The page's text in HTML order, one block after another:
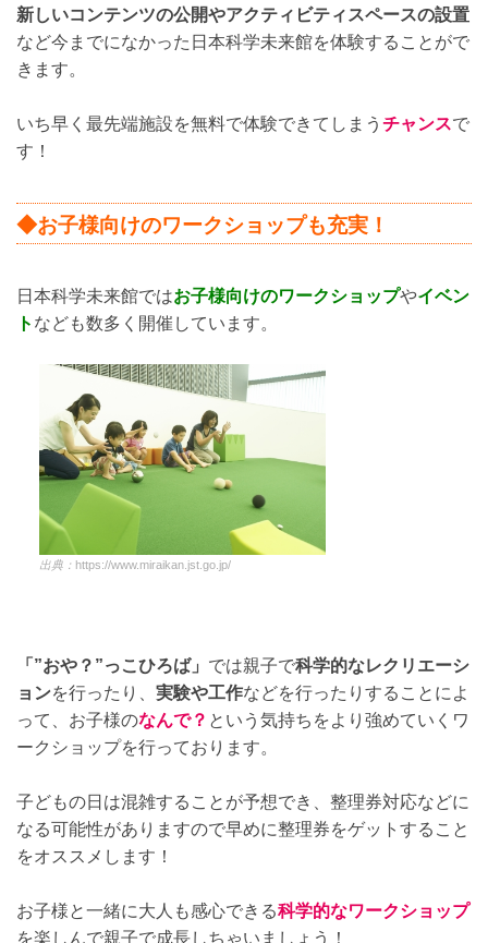
新しいコンテンツの公開やアクティビティスペースの設置
など今までになかった日本科学未来館を体験することがで
きます。
いち早く最先端施設を無料で体験できてしまう チャンスで
す！
◆お子様向けのワークショップも充実！
日本科学未来館ではお子様向けのワークショップやイベン
ト なども数多く開催しています。
出典： https://www.miraikan.jst.go.jp/
「”おや？”っこひろば」 では親子で科学的なレクリエーシ
ョンを行ったり、 実験や工作などを行ったりすることによ
って、お子様のなんで？ という気持ちをより強めていくワ
ークショップを行っております。
子どもの日は混雑することが予想でき、整理券対応などに
なる可能性がありますので早めに整理券をゲットすること
をオススメします！
お子様と一緒に大人も感心できる科学的なワークショップ
を楽しんで親子で成長しちゃいましょう！